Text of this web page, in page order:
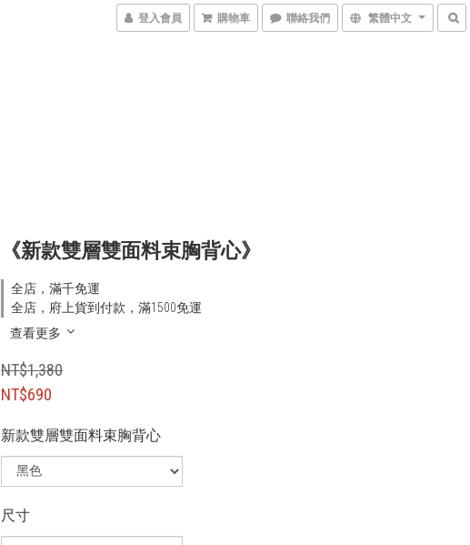
登入會員 購物車 聯絡我們 繁體中文
《新款雙層雙面料束胸背心》
全店，滿千免運
全店，府上貨到付款，滿1500免運
查看更多
NT$1,380
NT$690
新款雙層雙面料束胸背心
尺寸